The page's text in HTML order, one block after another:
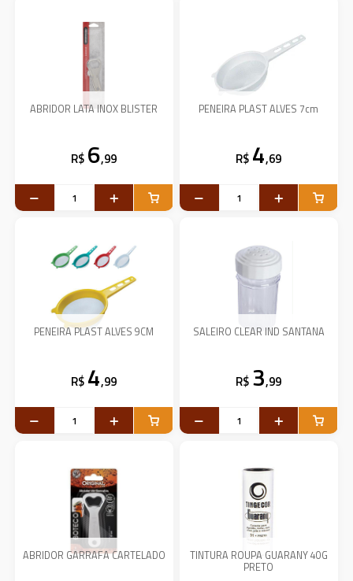
ABRIDOR LATA INOX BLISTER
R$ 6,99
PENEIRA PLAST ALVES 7cm
R$ 4,69
PENEIRA PLAST ALVES 9CM
R$ 4,99
SALEIRO CLEAR IND SANTANA
R$ 3,99
ABRIDOR GARRAFA CARTELADO TINTURA ROUPA GUARANY 40G
PRETO